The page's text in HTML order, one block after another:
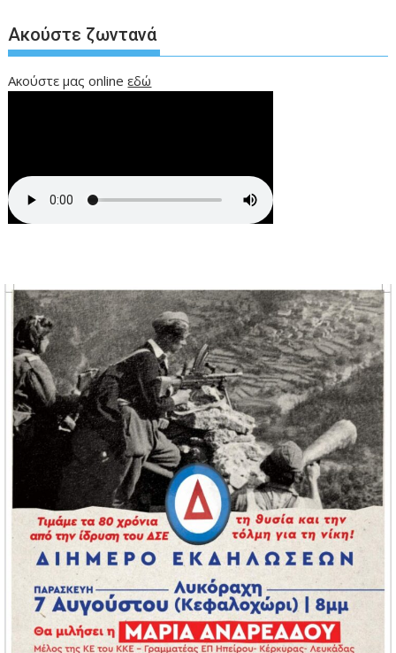
Ακούστε ζωντανά
Ακούστε μας onlineεδώ